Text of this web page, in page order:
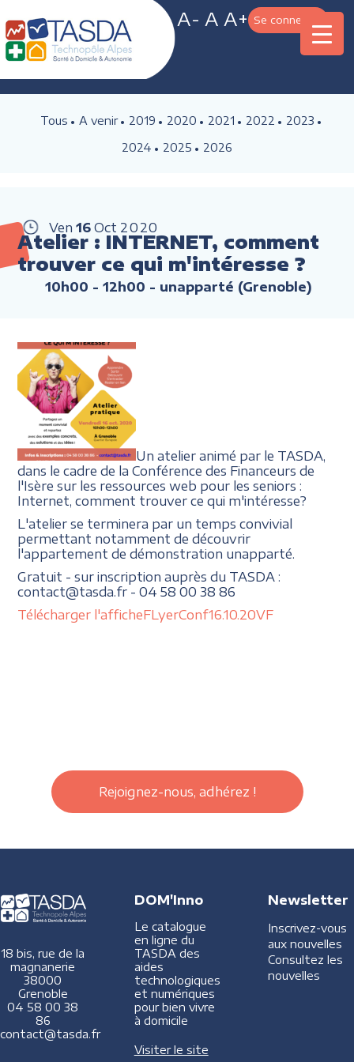
A- A A+ Se connecter
Tous A venir 2019 2020 2021 2022
2023
2024
2025 2026
Ven 16 Oct 2020
Atelier : INTERNET, comment
trouver ce qui m'intéresse ?
10h00 - 12h00 - unapparté (Grenoble)
Un atelier animé par le TASDA,
dans le cadre de la Conférence des Financeurs de
l'Isère sur les ressources web pour les seniors :
Internet, comment trouver ce qui m'intéresse?
L'atelier se terminera par un temps convivial
permettant notamment de découvrir
l'appartement de démonstration unapparté.
Gratuit - sur inscription auprès du TASDA :
contact@tasda.fr - 04 58 00 38 86
Télécharger l'afficheFLyerConf16.10.20VF
Rejoignez-nous, adhérez !
18 bis, rue de la
magnanerie
38000
Grenoble
04 58 00 38
86
contact@tasda.fr
DOM'Inno
Le catalogue
en ligne du
TASDA des
aides
technologiques
et numériques
pour bien vivre
à domicile
Visiter le site
Newsletter
Inscrivez-vous
aux nouvelles
Consultez les
nouvelles